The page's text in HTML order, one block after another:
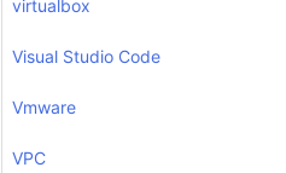
virtualbox
Visual Studio Code
Vmware
VPC